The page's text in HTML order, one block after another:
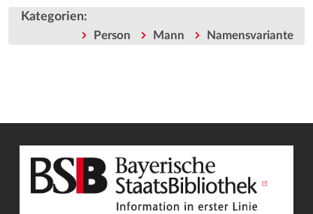
Kategorien:
Person Mann Namensvariante